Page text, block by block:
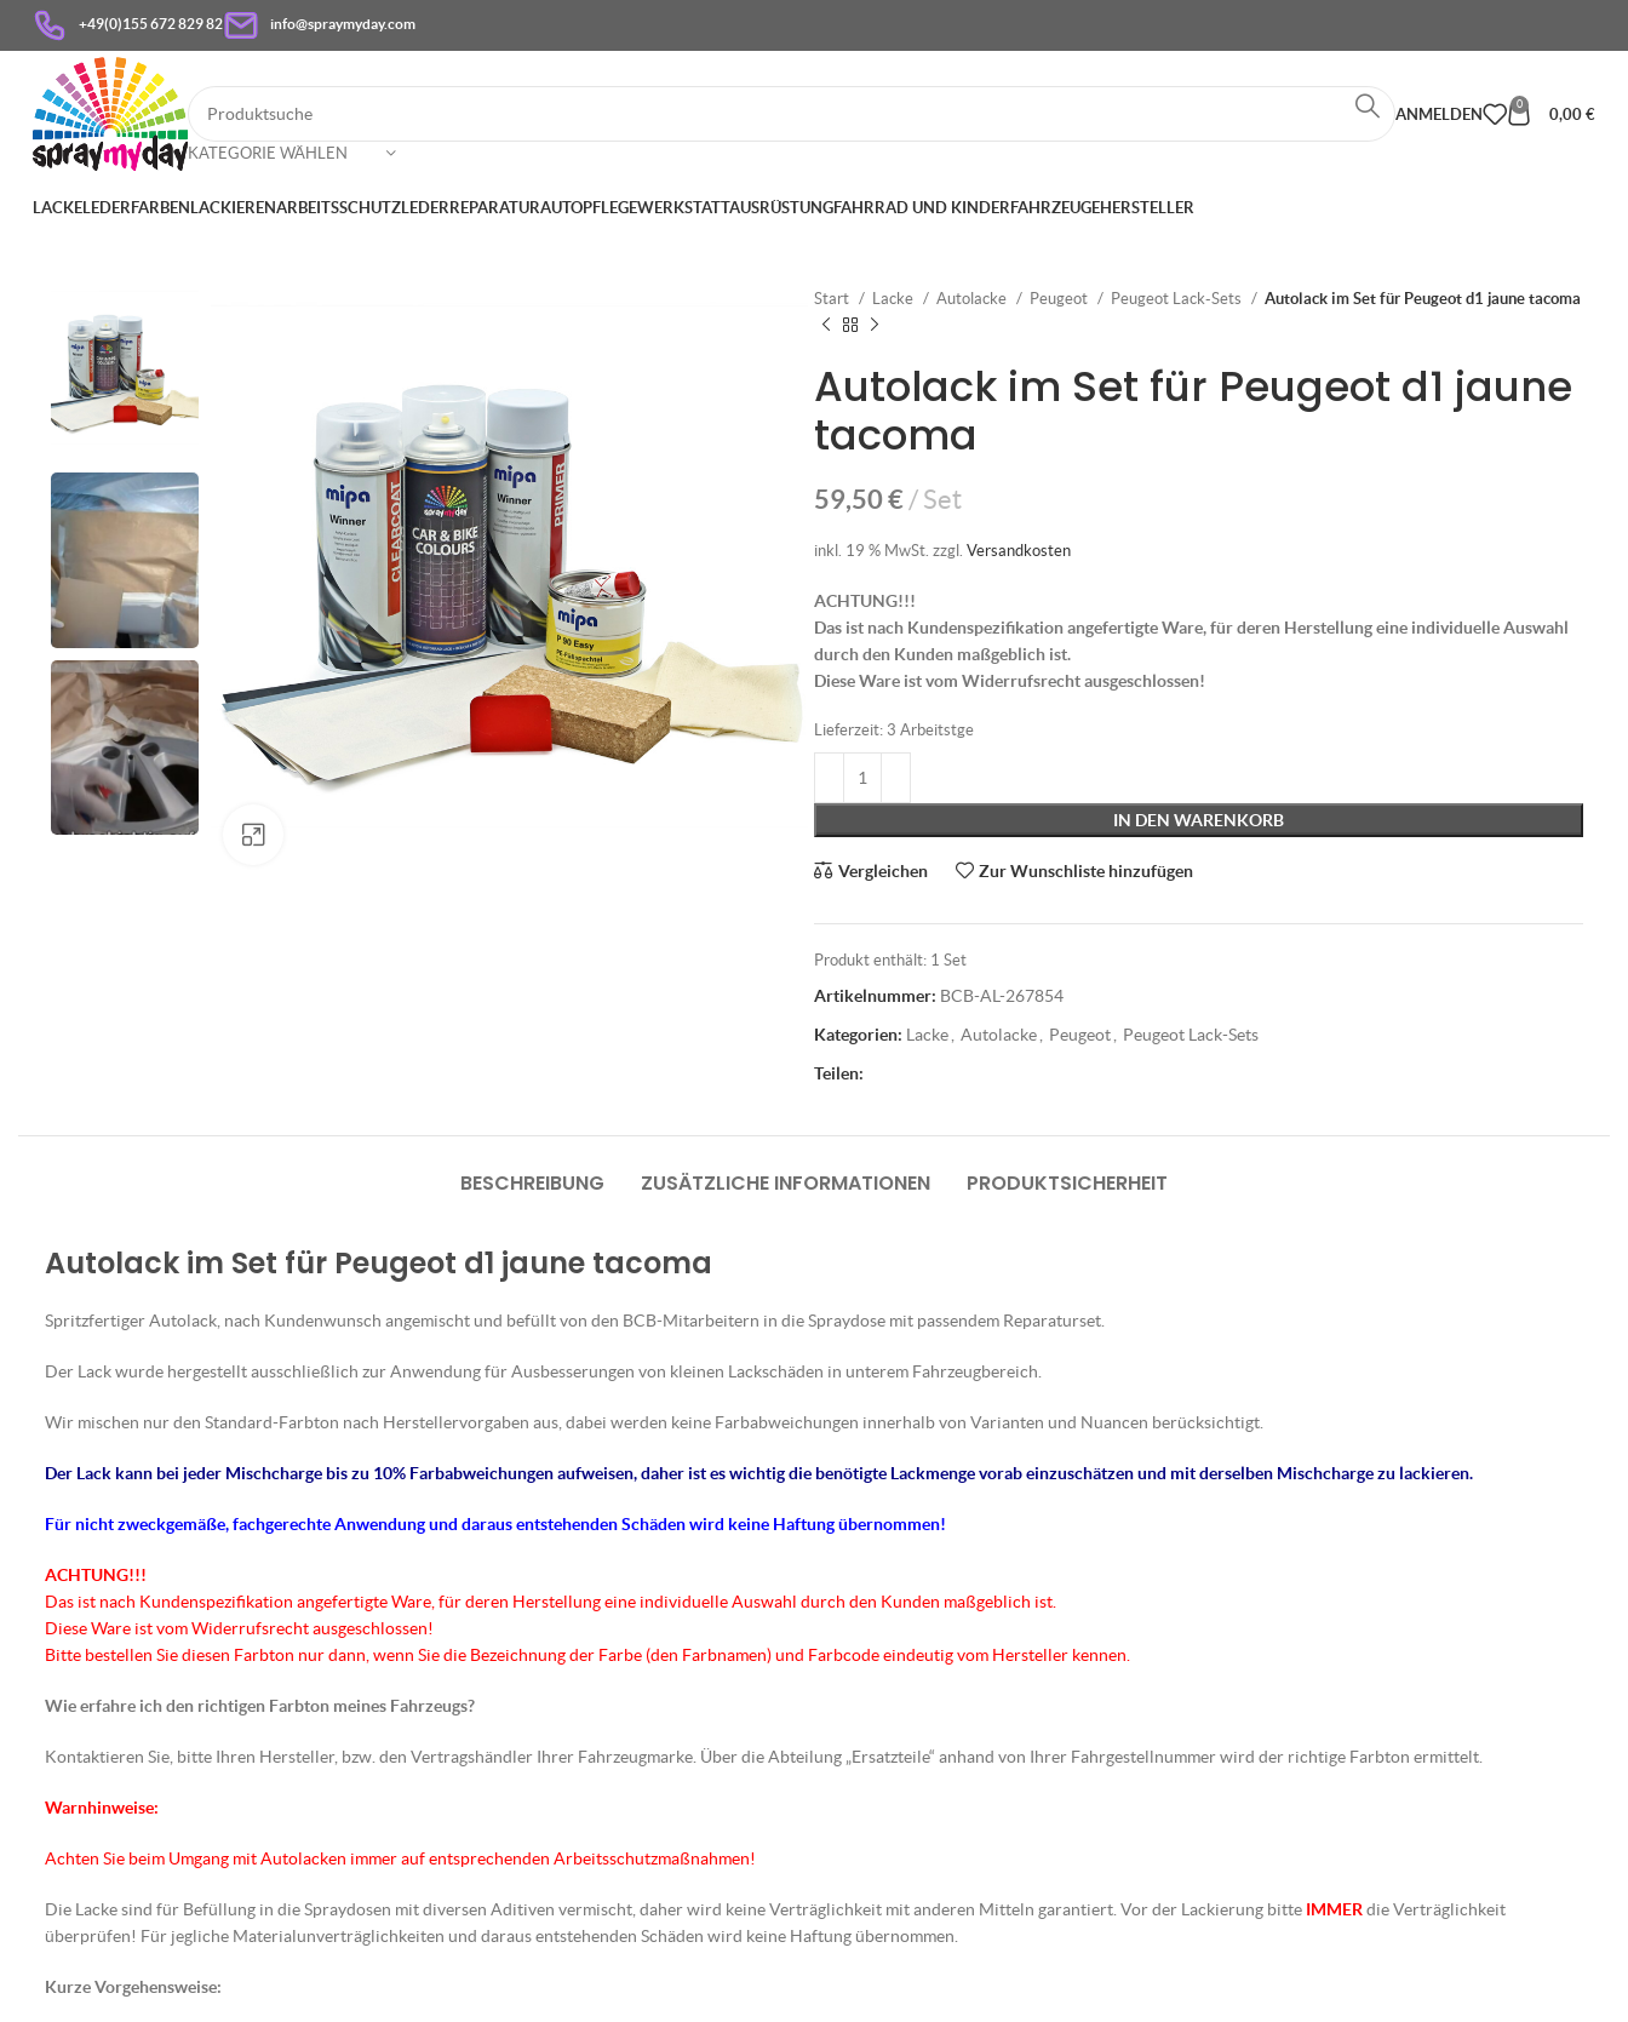
+49(0)155 672 829 82 info@spraymyday.com
KATEGORIE WÄHLEN
ANMELDEN
0
0,00 €
LACKELEDERFARBENLACKIERENARBEITSSCHUTZLEDERREPARATURAUTOPFLEGEWERKSTATTAUSRÜSTUNGFAHRRAD UND KINDERFAHRZEUGEHERSTELLER
Start Lacke Autolacke Peugeot Peugeot Lack-Sets Autolack im Set für Peugeot d1 jaune tacoma
Autolack im Set für Peugeot d1 jaune
tacoma
59,50€ Set
inkl. 19 % MwSt. zzgl. Versandkosten
ACHTUNG!!!
Das ist nach Kundenspezifikation angefertigte Ware, für deren Herstellung eine individuelle Auswahl
durch den Kunden maßgeblich ist.
Diese Ware ist vom Widerrufsrecht ausgeschlossen!
Lieferzeit: 3 Arbeitstge
IN DEN WARENKORB
Vergleichen Zur Wunschliste hinzufügen
Produkt enthält: 1 Set
Artikelnummer: BCB-AL-267854
Kategorien: Lacke Autolacke Peugeot
Peugeot Lack-Sets
Teilen:
BESCHREIBUNG ZUSÄTZLICHE INFORMATIONEN PRODUKTSICHERHEIT
Autolack im Set für Peugeot d1 jaune tacoma
Spritzfertiger Autolack, nach Kundenwunsch angemischt und befüllt von den BCB-Mitarbeitern in die Spraydose mit passendem Reparaturset.
Der Lack wurde hergestellt ausschließlich zur Anwendung für Ausbesserungen von kleinen Lackschäden in unterem Fahrzeugbereich.
Wir mischen nur den Standard-Farbton nach Herstellervorgaben aus, dabei werden keine Farbabweichungen innerhalb von Varianten und Nuancen berücksichtigt.
Der Lack kann bei jeder Mischcharge bis zu 10% Farbabweichungen aufweisen, daher ist es wichtig die benötigte Lackmenge vorab einzuschätzen und mit derselben Mischcharge zu lackieren.
Für nichtzweckgemäße, fachgerechte Anwendung und daraus entstehenden Schäden wird keine Haftung übernommen!
ACHTUNG!!!
Das ist nach Kundenspezifikation angefertigte Ware, für deren Herstellung eine individuelle Auswahl durch den Kunden maßgeblich ist.
Diese Ware ist vom Widerrufsrecht ausgeschlossen!
Bitte bestellen Sie diesen Farbton nur dann, wenn Sie die Bezeichnung der Farbe (den Farbnamen) und Farbcode eindeutig vom Hersteller kennen.
Wie erfahre ich den richtigen Farbton meines Fahrzeugs?
Kontaktieren Sie, bitte Ihren Hersteller, bzw. den Vertragshändler Ihrer Fahrzeugmarke. Über die Abteilung „Ersatzteile“ anhand von Ihrer Fahrgestellnummer wird der richtige Farbton ermittelt.
Warnhinweise:
Achten Sie beim Umgang mit Autolacken immer auf entsprechenden Arbeitsschutzmaßnahmen!
Die Lacke sind für Befüllung in die Spraydosen mit diversen Aditiven vermischt, daher wird keine Verträglichkeit mit anderen Mitteln garantiert. Vor der Lackierung bitte IMMER die Verträglichkeit
überprüfen! Für jegliche Materialunverträglichkeiten und daraus entstehenden Schäden wird keine Haftung übernommen.
Kurze Vorgehensweise: